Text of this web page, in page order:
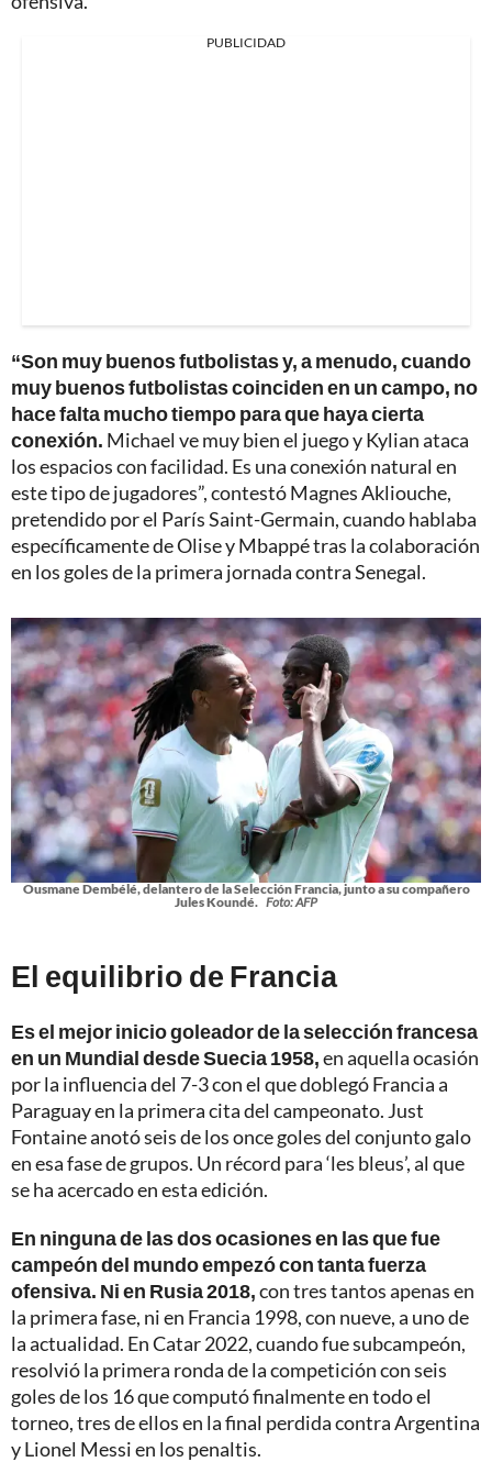
PUBLICIDAD
“Son muy buenos futbolistas y, a menudo, cuando
muy buenos futbolistas coinciden en un campo, no
hace falta mucho tiempo para que haya cierta
conexión. Michael ve muy bien el juego y Kylian ataca
los espacios con facilidad. Es una conexión natural en
este tipo de jugadores”, contestó Magnes Akliouche,
pretendido por el París Saint-Germain, cuando hablaba
específicamente de Olise y Mbappé tras la colaboración
en los goles de la primera jornada contra Senegal.
Ousmane Dembélé, delantero de la Selección Francia, junto a su compañero
Jules Koundé. Foto: AFP
El equilibrio de Francia
Es el mejor inicio goleador de la selección francesa
en un Mundial desde Suecia 1958,en aquella ocasión
por la influencia del 7-3 con el que doblegó Francia a
Paraguay en la primera cita del campeonato. Just
Fontaine anotó seis de los once goles del conjunto galo
en esa fase de grupos. Un récord para ‘les bleus’, al que
se ha acercado en esta edición.
En ninguna de las dos ocasiones en las que fue
campeón del mundo empezó con tanta fuerza
ofensiva. Ni en Rusia 2018,con tres tantos apenas en
la primera fase, ni en Francia 1998, con nueve, a uno de
la actualidad. En Catar 2022, cuando fue subcampeón,
resolvió la primera ronda de la competición con seis
goles de los 16 que computó finalmente en todo el
torneo, tres de ellos en la final perdida contra Argentina
y Lionel Messi en los penaltis.